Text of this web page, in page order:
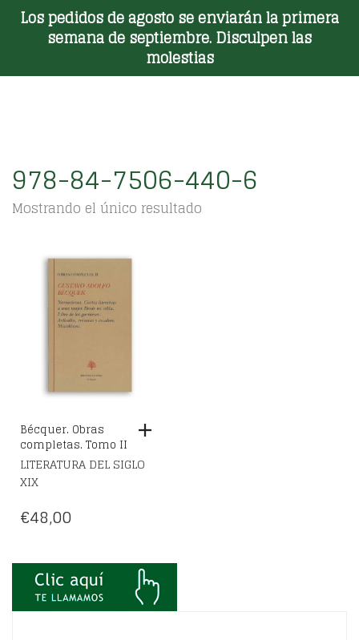
Los pedidos de agosto se enviarán la primera
semana de septiembre. Disculpen las
molestias
Toggle Menu
978-84-7506-440-6
Mostrando el único resultado
Bécquer. Obras
completas. Tomo II
LITERATURA DEL SIGLO
XIX
€48,00